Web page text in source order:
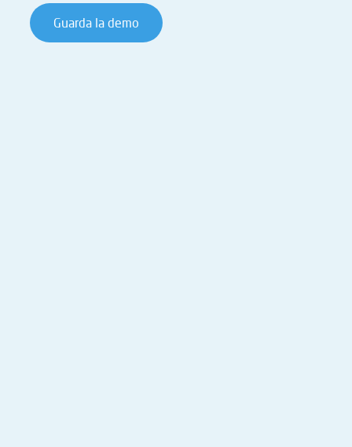
Guarda la demo